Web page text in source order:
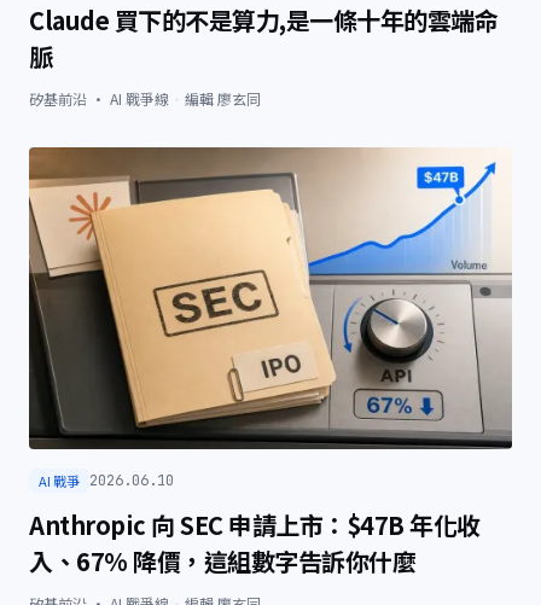
Claude 買下的不是算力,是一條十年的雲端命
脈
矽基前沿 · AI 戰爭線 編輯廖玄同
AI 戰爭 2026.06.10
Anthropic 向 SEC 申請上市：$47B 年化收
入、67% 降價，這組數字告訴你什麼